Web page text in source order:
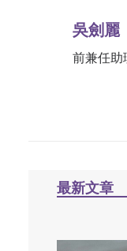
吳劍麗
前兼任助
最新文章